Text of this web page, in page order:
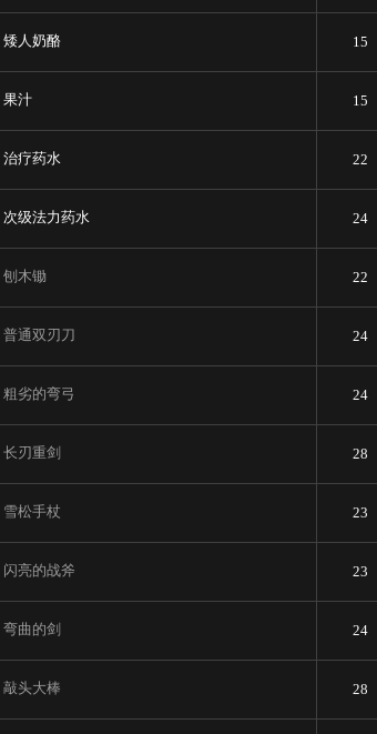
矮人奶酪 15
果汁 15
治疗药水 22
次级法力药水 24
刨木锄 22
普通双刃刀 24
粗劣的弯弓 24
长刃重剑 28
雪松手杖 23
闪亮的战斧 23
弯曲的剑 24
敲头大棒 28